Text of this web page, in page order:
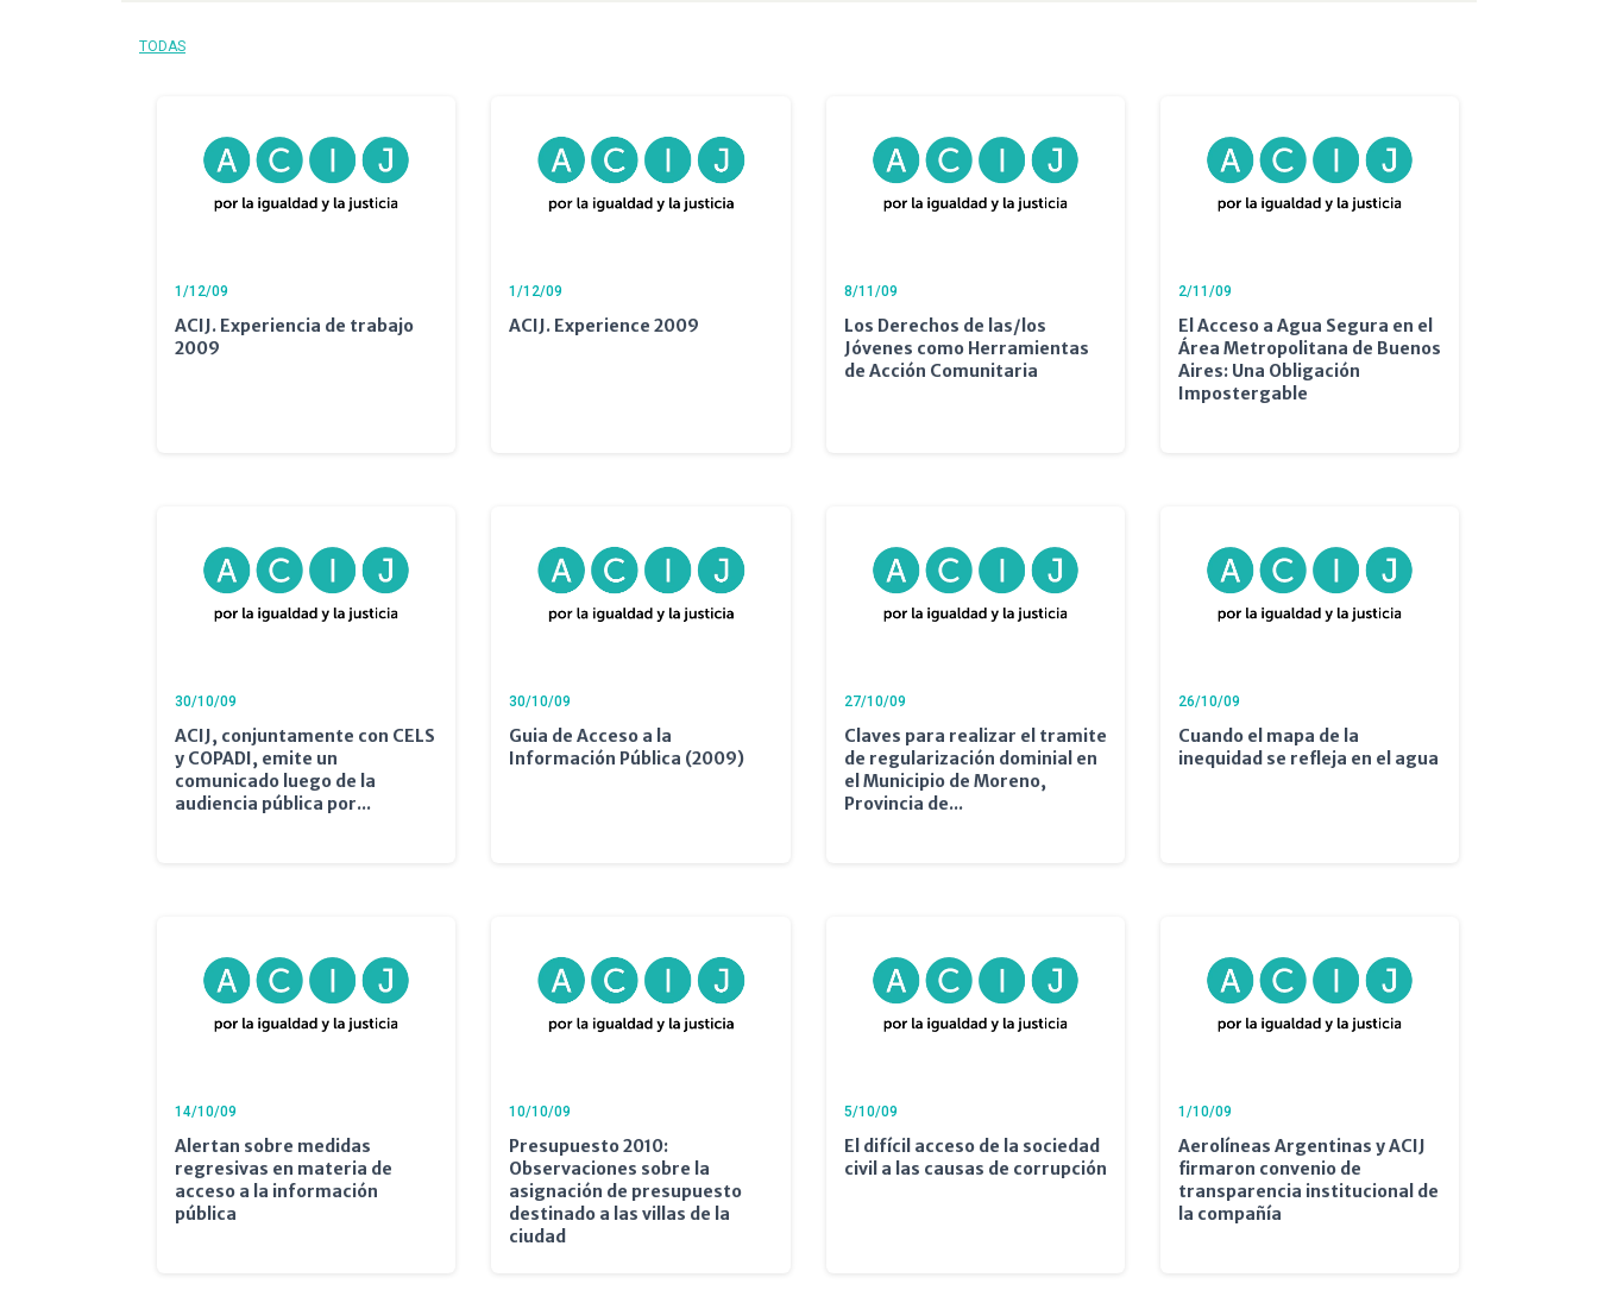
TODAS
1/12/09
ACIJ. Experiencia de trabajo
2009
1/12/09
ACIJ. Experience 2009
8/11/09
Los Derechos de las/los
Jóvenes como Herramientas
de Acción Comunitaria
2/11/09
El Acceso a Agua Segura en el
Área Metropolitana de Buenos
Aires: Una Obligación
Impostergable
30/10/09
ACIJ, conjuntamente con CELS
y COPADI, emite un
comunicado luego de la
audiencia pública por...
30/10/09
Guia de Acceso a la
Información Pública (2009)
27/10/09
Claves para realizar el tramite
de regularización dominial en
el Municipio de Moreno,
Provincia de...
26/10/09
Cuando el mapa de la
inequidad se refleja en el agua
14/10/09
Alertan sobre medidas
regresivas en materia de
acceso a la información
pública
10/10/09
Presupuesto 2010:
Observaciones sobre la
asignación de presupuesto
destinado a las villas de la
ciudad
5/10/09
El difícil acceso de la sociedad
civil a las causas de corrupción
1/10/09
Aerolíneas Argentinas y ACIJ
firmaron convenio de
transparencia institucional de
la compañía